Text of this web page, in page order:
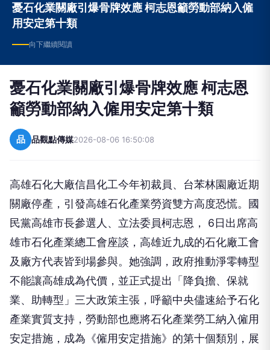
憂石化業關廠引爆骨牌效應 柯志恩籲勞動部納入僱
用安定第十類
向下繼續閱讀
憂石化業關廠引爆骨牌效應 柯志恩
籲勞動部納入僱用安定第十類
品 品觀點傳媒2026-08-06 16:50:08
高雄石化大廠信昌化工今年初裁員、台苯林園廠近期
關廠停產，引發高雄石化產業勞資雙方高度恐慌。國
民黨高雄市長參選人、立法委員柯志恩， 6日出席高
雄市石化產業總工會座談，高雄近九成的石化廠工會
及廠方代表皆到場參與。她強調，政府推動淨零轉型
不能讓高雄成為代價，並正式提出「降負擔、保就
業、助轉型」三大政策主張，呼籲中央儘速給予石化
產業實質支持，勞動部也應將石化產業勞工納入僱用
安定措施，成為《僱用安定措施》的第十個類別，展